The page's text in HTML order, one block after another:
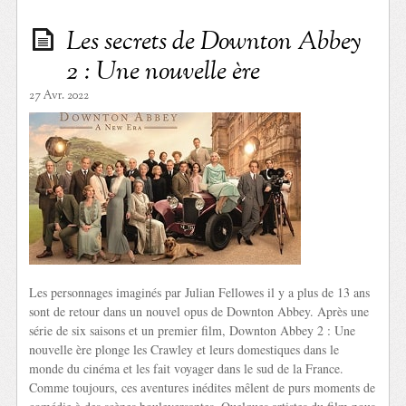
Les secrets de Downton Abbey
2 : Une nouvelle ère
27 Avr. 2022
Les personnages imaginés par Julian Fellowes il y a plus de 13 ans
sont de retour dans un nouvel opus de Downton Abbey. Après une
série de six saisons et un premier film, Downton Abbey 2 : Une
nouvelle ère plonge les Crawley et leurs domestiques dans le
monde du cinéma et les fait voyager dans le sud de la France.
Comme toujours, ces aventures inédites mêlent de purs moments de